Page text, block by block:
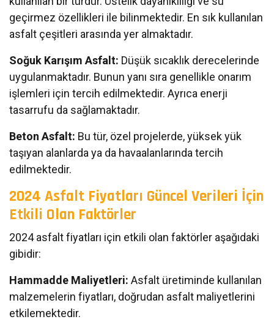
geçirmez özellikleri ile bilinmektedir. En sık kullanılan
asfalt çeşitleri arasında yer almaktadır.
Soğuk Karışım Asfalt: Düşük sıcaklık derecelerinde
uygulanmaktadır. Bunun yanı sıra genellikle onarım
işlemleri için tercih edilmektedir. Ayrıca enerji
tasarrufu da sağlamaktadır.
Beton Asfalt: Bu tür, özel projelerde, yüksek yük
taşıyan alanlarda ya da havaalanlarında tercih
edilmektedir.
2024 Asfalt Fiyatları Güncel Verileri İçin
Etkili Olan Faktörler
2024 asfalt fiyatları için etkili olan faktörler aşağıdaki
gibidir:
Hammadde Maliyetleri: Asfalt üretiminde kullanılan
malzemelerin fiyatları, doğrudan asfalt maliyetlerini
etkilemektedir.